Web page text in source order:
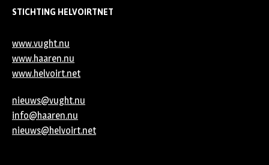
STICHTING HELVOIRTNET
www.vught.nu
www.haaren.nu
www.helvoirt.net
nieuws@vught.nu
info@haaren.nu
nieuws@helvoirt.net